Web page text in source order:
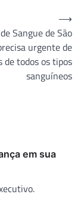
Sangue de São
urgente de
de todos os tipos
sanguíneos
⟶
em sua